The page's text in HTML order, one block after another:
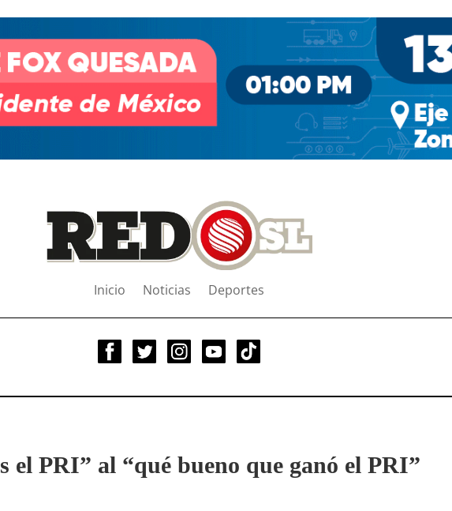
Inicio Noticias Deportes
el PRI” al “qué bueno que ganó el PRI”